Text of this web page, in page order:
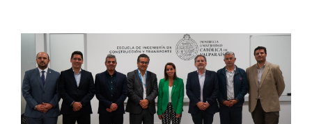
Estudiantes
Académicos